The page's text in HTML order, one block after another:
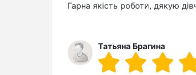
Гарна якість роботи, дякую
Татьяна Брагина